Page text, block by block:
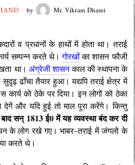
by Mr. Vikram Dhami
व प्रधानों के हाथों में होता था। तराई
सम्पन्न करते थे।गोरखोंका शासन फौजी
था। अंग्रेजी शासनकाल की स्थापना के
ढाँचा तैयार हुआ। यद्यपि तराई क्षेत्र में
कार्य को ठेके पर दिया। इन लोगों को ठेका
और यदि हुई तो माल पूरा करेंगे। किन्तु
बाद सन् 1813 ई0 में यह व्यवस्था बंद कर दी
के लोग रखे गए। भाबर–तराई में जंगलो के
करते थे।